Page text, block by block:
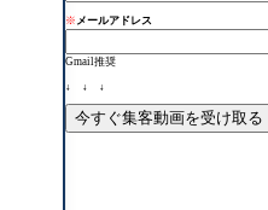
※ メールアドレス
Gmail推奨
↓ ↓ ↓